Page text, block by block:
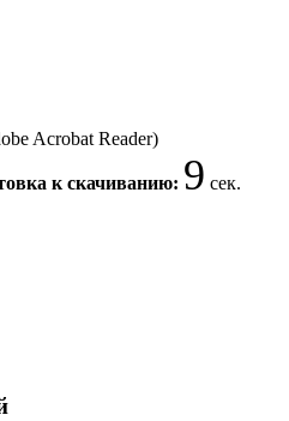
Acrobat Reader)
к скачиванию: 9 сек.